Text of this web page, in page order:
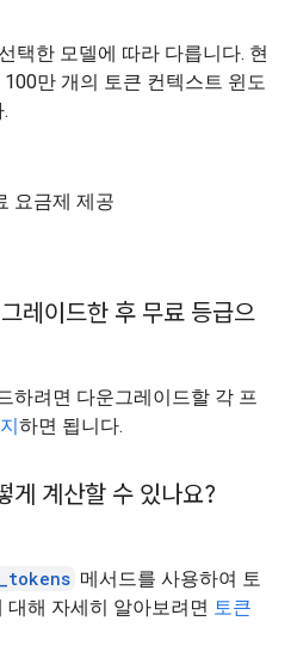
택한 모델에 따라 다릅니다. 현
만 개의 토큰 컨텍스트 윈도
요금제 제공
레이드한 후 무료 등급으
하려면 다운그레이드할 각 프
하면 됩니다.
게 계산할 수 있나요?
메서드를 사용하여 토
대해 자세히 알아보려면 토큰